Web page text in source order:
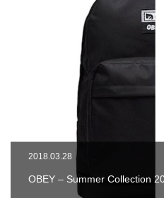
2018.03.28
OBEY – Summer Collection